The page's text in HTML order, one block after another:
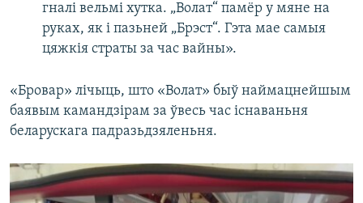
гналі вельмі хутка. „Волат“ памёр у мяне на
руках, як і пазьней „Брэст“. Гэта мае самыя
цяжкія страты за час вайны».
«Бровар» лічыць, што «Волат» быў наймацнейшым
баявым камандзірам за ўвесь час існаваньня
беларускага падразьдзяленьня.